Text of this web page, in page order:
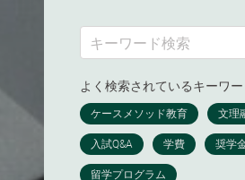
よく検索されているキーワ